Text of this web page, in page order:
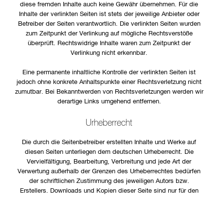
diese fremden Inhalte auch keine Gewähr übernehmen. Für die
Inhalte der verlinkten Seiten ist stets der jeweilige Anbieter oder
Betreiber der Seiten verantwortlich. Die verlinkten Seiten wurden
zum Zeitpunkt der Verlinkung auf mögliche Rechtsverstöße
überprüft. Rechtswidrige Inhalte waren zum Zeitpunkt der
Verlinkung nicht erkennbar.
Eine permanente inhaltliche Kontrolle der verlinkten Seiten ist
jedoch ohne konkrete Anhaltspunkte einer Rechtsverletzung nicht
zumutbar. Bei Bekanntwerden von Rechtsverletzungen werden wir
derartige Links umgehend entfernen.
Urheberrecht
Die durch die Seitenbetreiber erstellten Inhalte und Werke auf
diesen Seiten unterliegen dem deutschen Urheberrecht. Die
Vervielfältigung, Bearbeitung, Verbreitung und jede Art der
Verwertung außerhalb der Grenzen des Urheberrechtes bedürfen
der schriftlichen Zustimmung des jeweiligen Autors bzw.
Erstellers. Downloads und Kopien dieser Seite sind nur für den